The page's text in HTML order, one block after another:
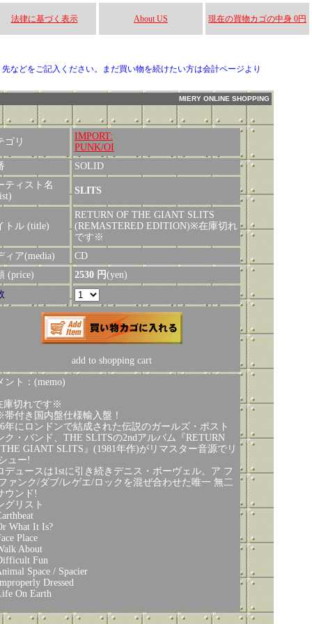
法律に基づく表示 About US 現在の買物カゴの中身 0円
などをご記入ください。まだ買い物を続けたい方は会計ページより
MIERY ONLINE SHOPPING
ゴリ
IMPORT:
PUNK/OI
SOLID
ティスト名
SLITS
トル (title)
RETURN OF THE GIANT SLITS
(REMASTERED EDITION)※在庫切れ
です※
ィア(media)
CD
(price)
2530 円(yen)
add to shopping cart
ント：(memo)
庫切れです※
付き国内盤仕様輸入盤！
年にロンドンで結成された伝説のガールズ・ポスト
ク・バンド、THE SLITSの2ndアルバム『RETURN
GIANT SLITS』(1981年作)がリマスター音源でリ
ュー!
デュースは1stに引き続きデニス・ボーヴェル。ア フ
ァンク/ダブ/レゲエ/ロックを混ぜ合わせた唯一 無二
ウンド!
グリスト
What It Is?
Place
About
Fun
Space / Spacier
Dressed
On Earth